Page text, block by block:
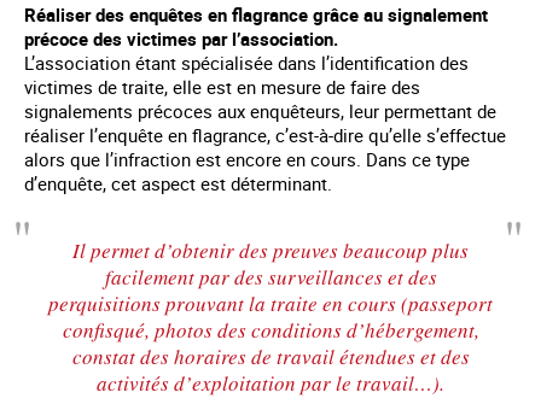
Réaliser des enquêtes en flagrance grâce au signalement
précoce des victimes par l’association.
L’association étant spécialisée dans l’identification des
victimes de traite, elle est en mesure de faire des
signalements précoces aux enquêteurs, leur permettant de
réaliser l’enquête en flagrance, c’est-à-dire qu’elle s’effectue
alors que l’infraction est encore en cours. Dans ce type
d’enquête, cet aspect est déterminant.
Il permet d’obtenir des preuves beaucoup plus
facilement par des surveillances et des
perquisitions prouvant la traite en cours (passeport
confisqué, photos des conditions d’hébergement,
constat des horaires de travail étendues et des
activités d’exploitation par le travail…).